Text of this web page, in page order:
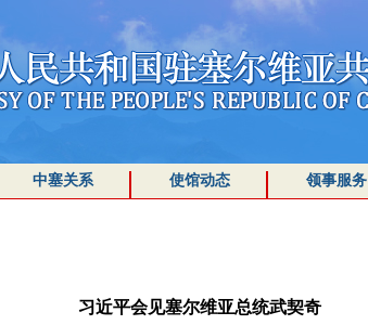
中塞关系 使馆动态 领事服务
习近平会见塞尔维亚总统武契奇